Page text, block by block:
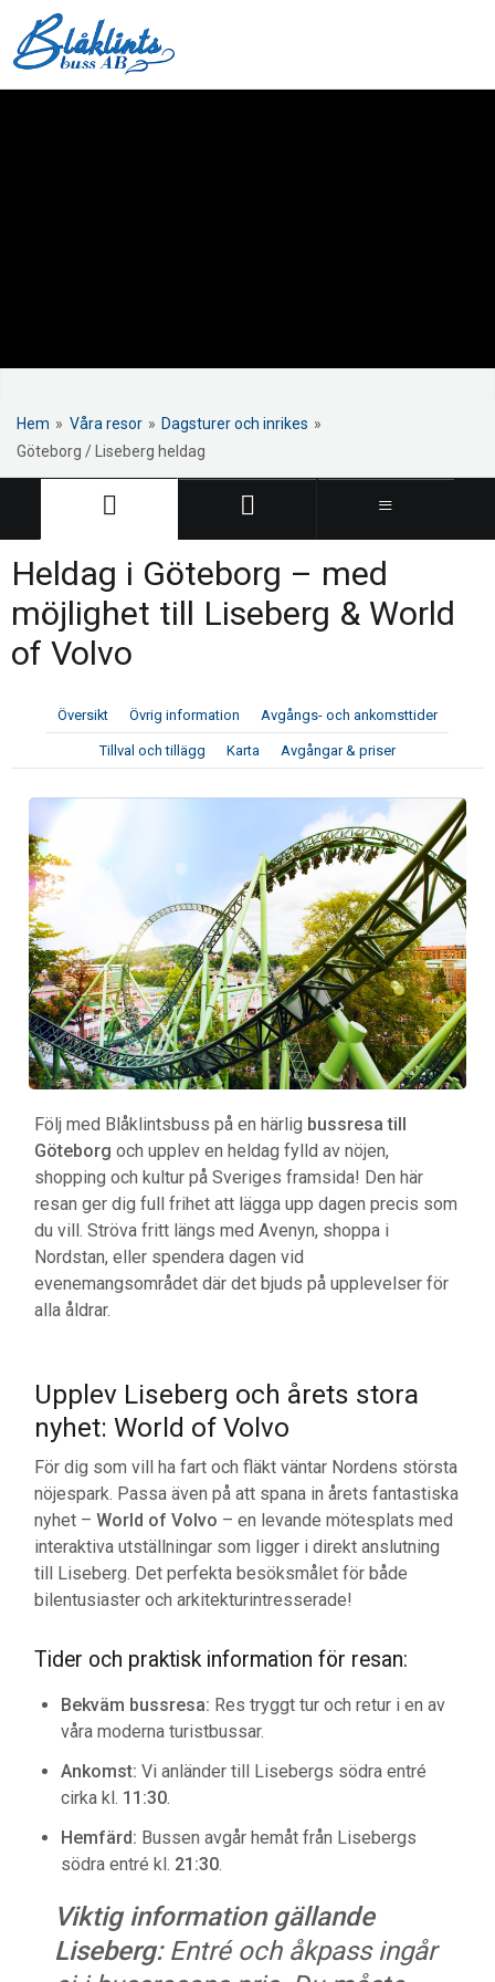
Hem » Våra resor » Dagsturer och inrikes »
Göteborg / Liseberg heldag
Heldag i Göteborg – med
möjlighet till Liseberg & World
of Volvo
Översikt Övrig information Avgångs- och ankomsttider
Tillval och tillägg Karta Avgångar & priser
Följ med Blåklintsbuss på en härlig bussresa till
Göteborg och upplev en heldag fylld av nöjen,
shopping och kultur på Sveriges framsida! Den här
resan ger dig full frihet att lägga upp dagen precis som
du vill. Ströva fritt längs med Avenyn, shoppa i
Nordstan, eller spendera dagen vid
evenemangsområdet där det bjuds på upplevelser för
alla åldrar.
Upplev Liseberg och årets stora
nyhet: World of Volvo
För dig som vill ha fart och fläkt väntar Nordens största
nöjespark. Passa även på att spana in årets fantastiska
nyhet – World of Volvo – en levande mötesplats med
interaktiva utställningar som ligger i direkt anslutning
till Liseberg. Det perfekta besöksmålet för både
bilentusiaster och arkitekturintresserade!
Tider och praktisk information för resan:
Bekväm bussresa: Res tryggt tur och retur i en av
våra moderna turistbussar.
Ankomst: Vi anländer till Lisebergs södra entré
cirka kl. 11:30.
Hemfärd: Bussen avgår hemåt från Lisebergs
södra entré kl. 21:30.
Viktig information gällande
Liseberg:Entré och åkpass ingår